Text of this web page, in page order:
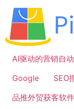
容
AI驱动的营销自
Google
SEO
品推外贸获客软件